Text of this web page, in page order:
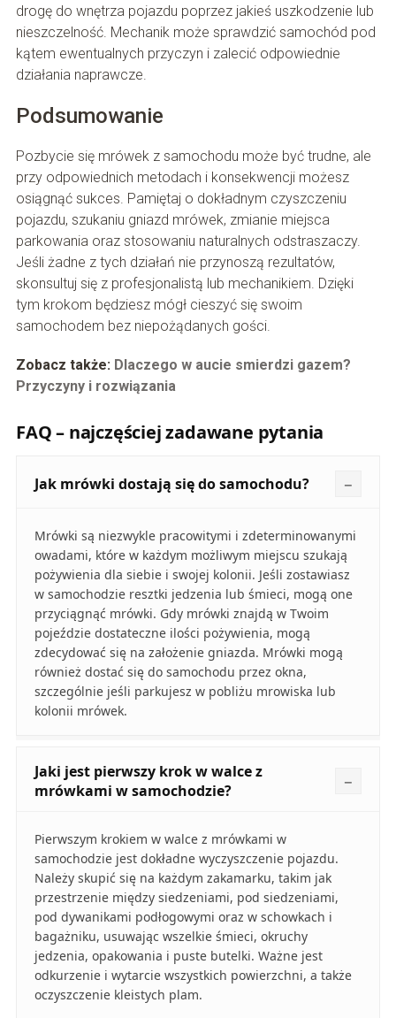
drogę do wnętrza pojazdu poprzez jakieś uszkodzenie lub
nieszczelność. Mechanik może sprawdzić samochód pod
kątem ewentualnych przyczyn i zalecić odpowiednie
działania naprawcze.
Podsumowanie
Pozbycie się mrówek z samochodu może być trudne, ale
przy odpowiednich metodach i konsekwencji możesz
osiągnąć sukces. Pamiętaj o dokładnym czyszczeniu
pojazdu, szukaniu gniazd mrówek, zmianie miejsca
parkowania oraz stosowaniu naturalnych odstraszaczy.
Jeśli żadne z tych działań nie przynoszą rezultatów,
skonsultuj się z profesjonalistą lub mechanikiem. Dzięki
tym krokom będziesz mógł cieszyć się swoim
samochodem bez niepożądanych gości.
Zobacz także: Dlaczego w aucie smierdzi gazem?
Przyczyny i rozwiązania
FAQ – najczęściej zadawane pytania
Jak mrówki dostają się do samochodu?
Mrówki są niezwykle pracowitymi i zdeterminowanymi
owadami, które w każdym możliwym miejscu szukają
pożywienia dla siebie i swojej kolonii. Jeśli zostawiasz
w samochodzie resztki jedzenia lub śmieci, mogą one
przyciągnąć mrówki. Gdy mrówki znajdą w Twoim
pojeździe dostateczne ilości pożywienia, mogą
zdecydować się na założenie gniazda. Mrówki mogą
również dostać się do samochodu przez okna,
szczególnie jeśli parkujesz w pobliżu mrowiska lub
kolonii mrówek.
Jaki jest pierwszy krok w walce z
mrówkami w samochodzie?
Pierwszym krokiem w walce z mrówkami w
samochodzie jest dokładne wyczyszczenie pojazdu.
Należy skupić się na każdym zakamarku, takim jak
przestrzenie między siedzeniami, pod siedzeniami,
pod dywanikami podłogowymi oraz w schowkach i
bagażniku, usuwając wszelkie śmieci, okruchy
jedzenia, opakowania i puste butelki. Ważne jest
odkurzenie i wytarcie wszystkich powierzchni, a także
oczyszczenie kleistych plam.